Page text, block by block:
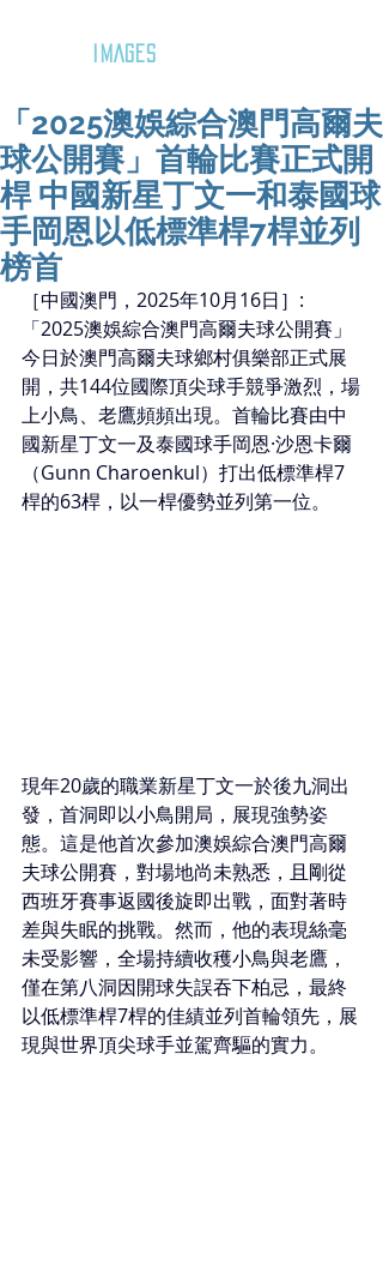
IMAGES
「2025澳娛綜合澳門高爾夫
球公開賽」首輪比賽正式開
桿 中國新星丁文一和泰國球
手岡恩以低標準桿7桿並列
榜首
［中國澳門，2025年10月16日］:
「2025澳娛綜合澳門高爾夫球公開賽」
今日於澳門高爾夫球鄉村俱樂部正式展
開，共144位國際頂尖球手競爭激烈，場
上小鳥、老鷹頻頻出現。首輪比賽由中
國新星丁文一及泰國球手岡恩·沙恩卡爾
（Gunn Charoenkul）打出低標準桿7
桿的63桿，以一桿優勢並列第一位。
現年20歲的職業新星丁文一於後九洞出
發，首洞即以小鳥開局，展現強勢姿
態。這是他首次參加澳娛綜合澳門高爾
夫球公開賽，對場地尚未熟悉，且剛從
西班牙賽事返國後旋即出戰，面對著時
差與失眠的挑戰。然而，他的表現絲毫
未受影響，全場持續收穫小鳥與老鷹，
僅在第八洞因開球失誤吞下柏忌，最終
以低標準桿7桿的佳績並列首輪領先，展
現與世界頂尖球手並駕齊驅的實力。